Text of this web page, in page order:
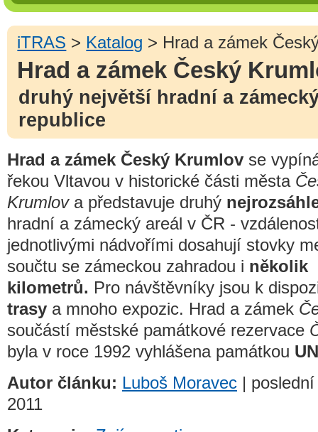
iTRAS > Katalog > Hrad a zámek
Hrad a zámek Český
druhý největší hradní a
republice
Hrad a zámek Český Krumlov se
řekou Vltavou v historické části města
Krumlova představuje druhý
hradní a zámecký areál v ČR -
jednotlivými nádvořími dosahují stovky
součtu se zámeckou zahradou i několik
kilometrů. Pro návštěvníky jsou k
trasy a mnoho expozic. Hrad a zámek
součástí městské památkové rezervace
byla v roce 1992 vyhlášena památkou
Autor článku: Luboš Moravec |
2011